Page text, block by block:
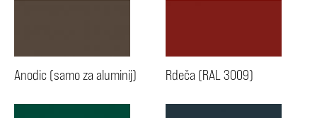
Anodic (samo za aluminij) Rdeča (RAL 3009)